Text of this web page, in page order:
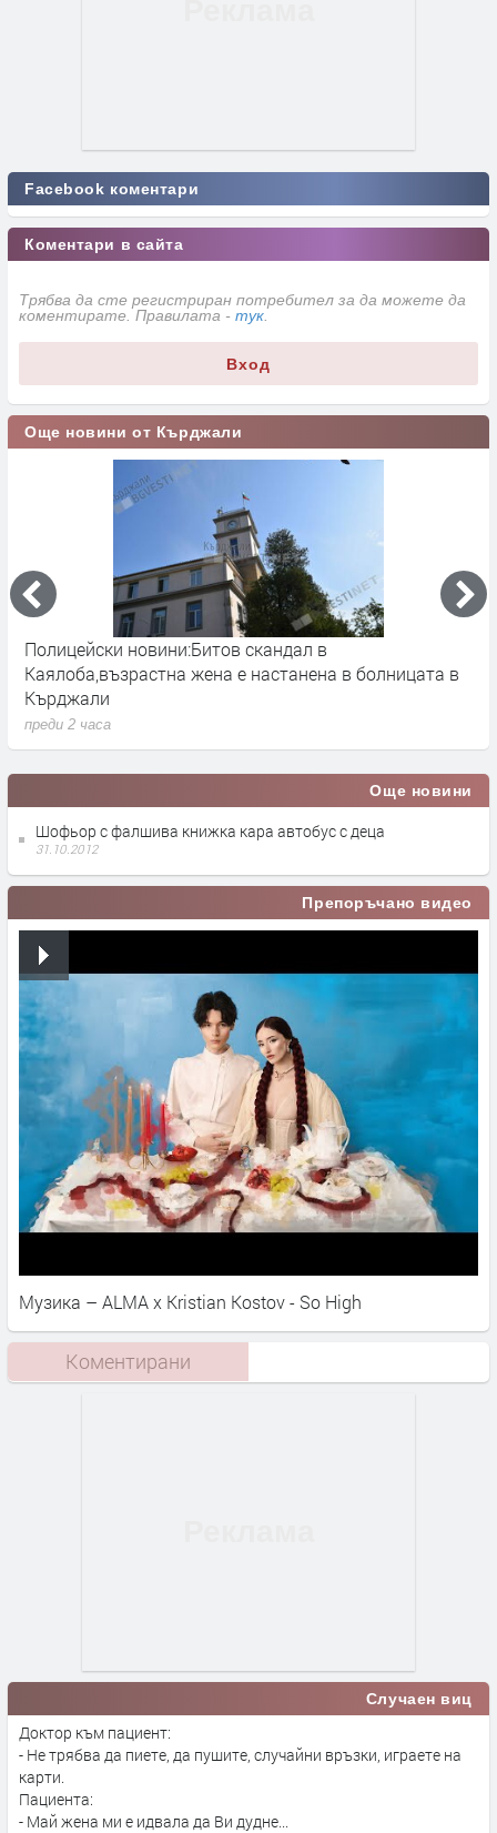
Facebook коментари
Коментари в сайта
Трябва да сте регистриран потребител за да можете да
коментирате. Правилата - тук
Вход
Още новини от Кърджали
Полицейски новини:Битов скандал в
Каялоба,възрастна жена е настанена в болницата в
Кърджали
преди 2 часа
Още новини
Шофьор с фалшива книжка кара автобус с деца
31.10.2012
Препоръчано видео
Музика – ALMA x Kristian Kostov - So High
Коментирани
Случаен виц
Доктор към пациент:
- Не трябва да пиете, да пушите, случайни връзки, играете на
карти.
Пациента:
- Май жена ми е идвала да Ви дудне...